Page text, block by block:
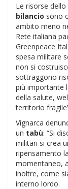
Le risorse
bilancio sono
ambito meno
Rete italiana
Greenpeace
spesa militare
non si
sottraggono
più importante
della salute,
territorio
Vignarca
un tabù: “Si
militari si crea
ripensamento
momentaneo,
inoltre, come
interno lordo.